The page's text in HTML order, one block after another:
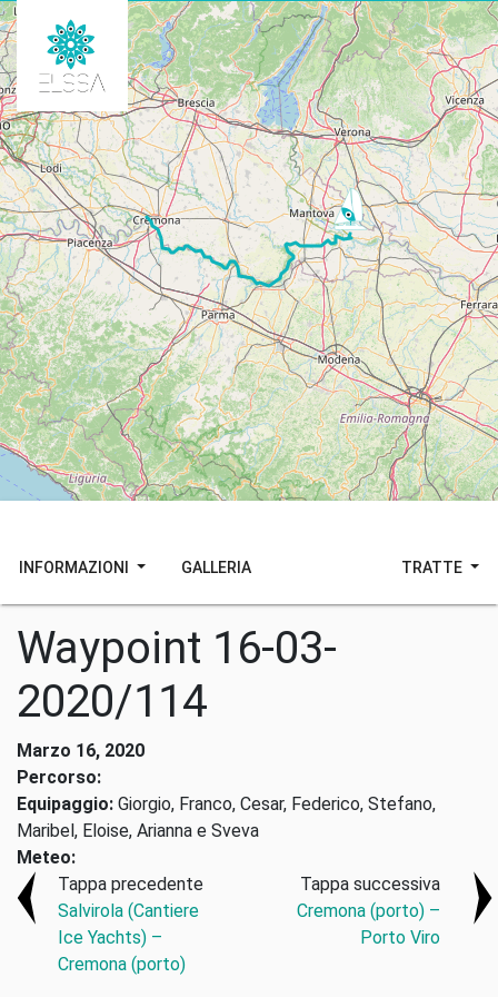
INFORMAZIONI GALLERIA TRATTE
Waypoint 16-03-
2020/114
Marzo 16, 2020
Percorso:
Equipaggio: Giorgio, Franco, Cesar, Federico, Stefano,
Maribel, Eloise, Arianna e Sveva
Meteo:
Tappa precedente
Salvirola (Cantiere
Ice Yachts) –
Cremona (porto)
Tappa successiva
Cremona (porto) –
Porto Viro